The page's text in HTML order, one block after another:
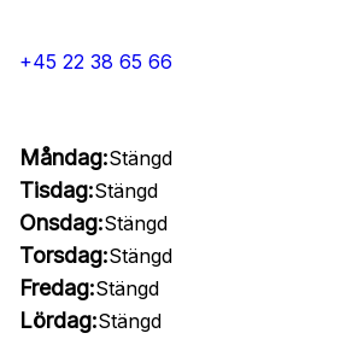
+45 22 38 65 66
Måndag:Stängd
Tisdag:Stängd
Onsdag:Stängd
Torsdag:Stängd
Fredag:Stängd
Lördag:Stängd